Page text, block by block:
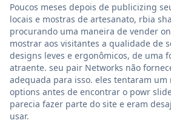
Poucos meses depois de publicizing
locais e mostras de artesanato, rbia
procurando uma maneira de vender
mostrar aos visitantes a qualidade de
designs leves e ergonômicos, de uma
atraente. seu pair Networks não
adequada para isso. eles tentaram
options antes de encontrar o powr
parecia fazer parte do site e eram
usar.